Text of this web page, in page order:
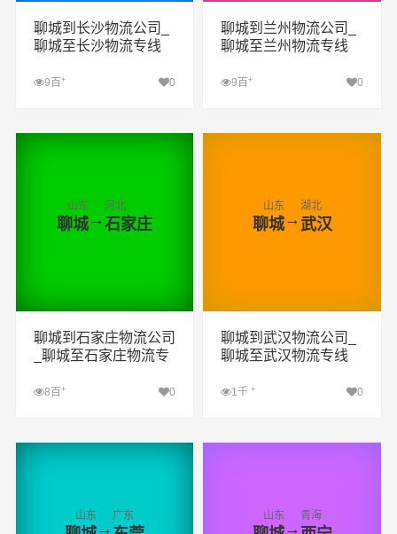
聊城到长沙物流公司_
聊城至长沙物流专线
9百 + 0
聊城到兰州物流公司_
聊城至兰州物流专线
9百+ 0
山东
聊城→
河北
石家庄
聊城到石家庄物流公司
_聊城至石家庄物流专
8百 + 0
山东
聊城→
湖北
武汉
聊城到武汉物流公司_
聊城至武汉物流专线
1千+ 0
山东
→
广东 山东
→
青海